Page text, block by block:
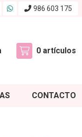
986 603 175
0 artículos
CONTACTO